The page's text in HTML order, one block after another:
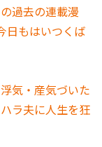
過去の連載漫
日もはいつくば
気・産気づいた
ラ夫に人生を狂